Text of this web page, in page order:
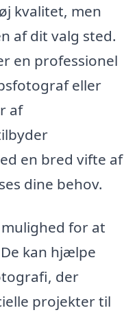
kvalitet, men
af dit valg sted.
en professionel
eller
af
en bred vifte af
dine behov.
for at
kan hjælpe
der
projekter til